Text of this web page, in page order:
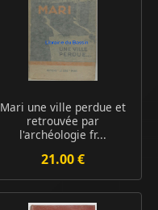
Mari une ville perdue et
retrouvée par
l'archéologie fr...
21.00 €